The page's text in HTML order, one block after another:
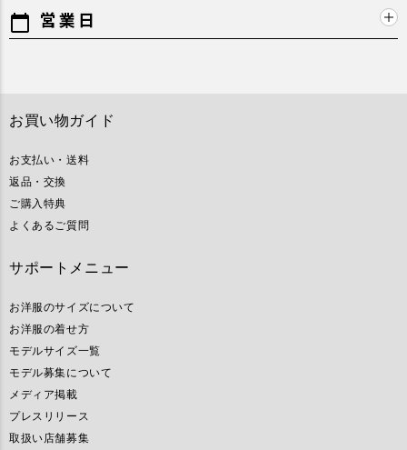
calendar_today 営業日
お買い物ガイド
お支払い・送料
返品・交換
ご購入特典
よくあるご質問
サポートメニュー
お洋服のサイズについて
お洋服の着せ方
モデルサイズ一覧
モデル募集について
メディア掲載
プレスリリース
取扱い店舗募集